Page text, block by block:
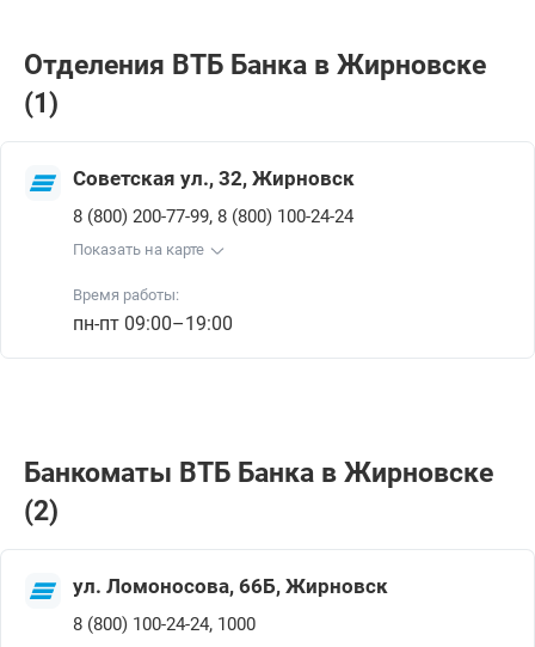
Отделения ВТБ Банкa в Жирновске
(1)
Советская ул., 32, Жирновск
8 (800) 200-77-99, 8 (800) 100-24-24
Показать на карте
Время работы:
пн-пт 09:00–19:00
Банкоматы ВТБ Банкa в Жирновске
(2)
ул. Ломоносова, 66Б, Жирновск
8 (800) 100-24-24, 1000